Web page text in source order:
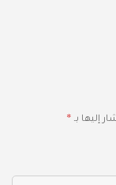
إليها بـ *